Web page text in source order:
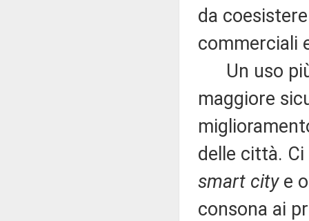
da
commerciali
Un uso più
maggiore
delle città.
smart citye
consona ai